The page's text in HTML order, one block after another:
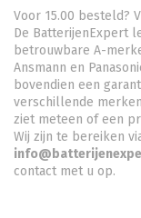
Voor 15.00 besteld?
De BatterijenExpert
betrouwbare A-
Ansmann en
bovendien een
verschillende merken
ziet meteen of een
Wij zijn te bereiken
contact met u op.